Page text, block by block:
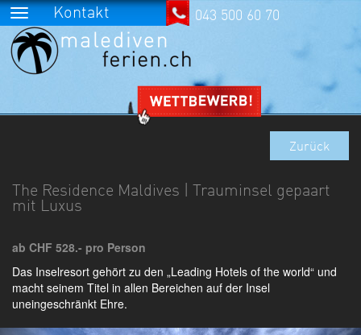
Kontakt 043 500 60 70
Zurück
The Residence Maldives | Trauminsel gepaart
mit Luxus
ab CHF 528.- pro Person
Das Inselresort gehört zu den „Leading Hotels of the world“ und
macht seinem Titel in allen Bereichen auf der Insel
uneingeschränkt Ehre.